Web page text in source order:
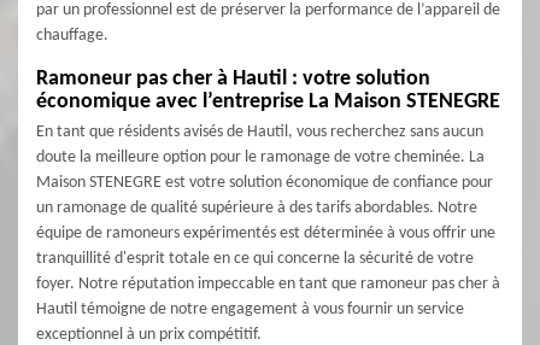
par un professionnel est de préserver la performance de l’appareil de
chauffage.
Ramoneur pas cher à Hautil : votre solution
économique avec l’entreprise La Maison STENEGRE
En tant que résidents avisés de Hautil, vous recherchez sans aucun
doute la meilleure option pour le ramonage de votre cheminée. La
Maison STENEGRE est votre solution économique de confiance pour
un ramonage de qualité supérieure à des tarifs abordables. Notre
équipe de ramoneurs expérimentés est déterminée à vous offrir une
tranquillité d'esprit totale en ce qui concerne la sécurité de votre
foyer. Notre réputation impeccable en tant que ramoneur pas cher à
Hautil témoigne de notre engagement à vous fournir un service
exceptionnel à un prix compétitif.